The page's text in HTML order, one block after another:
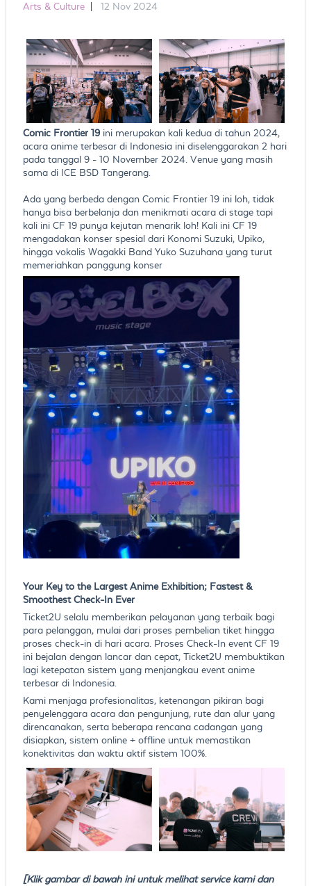
Arts & Culture 12 Nov 2024
Comic Frontier 19ini merupakan kali kedua di tahun 2024,
acara anime terbesar di Indonesia ini diselenggarakan 2 hari
pada tanggal 9 - 10 November 2024. Venue yang masih
sama di ICE BSD Tangerang.
Ada yang berbeda dengan Comic Frontier 19 ini loh, tidak
hanya bisa berbelanja dan menikmati acara di stage tapi
kali ini CF 19 punya kejutan menarik loh! Kali ini CF 19
mengadakan konser spesial dari Konomi Suzuki, Upiko,
hingga vokalis Wagakki Band Yuko Suzuhana yang turut
memeriahkan panggung konser
Your Key to the Largest Anime Exhibition; Fastest &
Smoothest Check-In Ever
Ticket2U selalu memberikan pelayanan yang terbaik bagi
para pelanggan, mulai dari proses pembelian tiket hingga
proses check-in di hari acara. Proses Check-In event CF 19
ini bejalan dengan lancar dan cepat, Ticket2U membuktikan
lagi ketepatan sistem yang menjangkau event anime
terbesar di Indonesia.
Kami menjaga profesionalitas, ketenangan pikiran bagi
penyelenggara acara dan pengunjung, rute dan alur yang
direncanakan, serta beberapa rencana cadangan yang
disiapkan, sistem online + offline untuk memastikan
konektivitas dan waktu aktif sistem 100%.
[Klik gambar di bawah ini untuk melihat service kami dan